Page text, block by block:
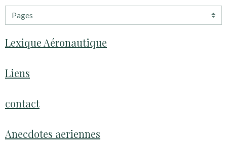
Lexique Aéronautique
Liens
contact
Anecdotes aeriennes